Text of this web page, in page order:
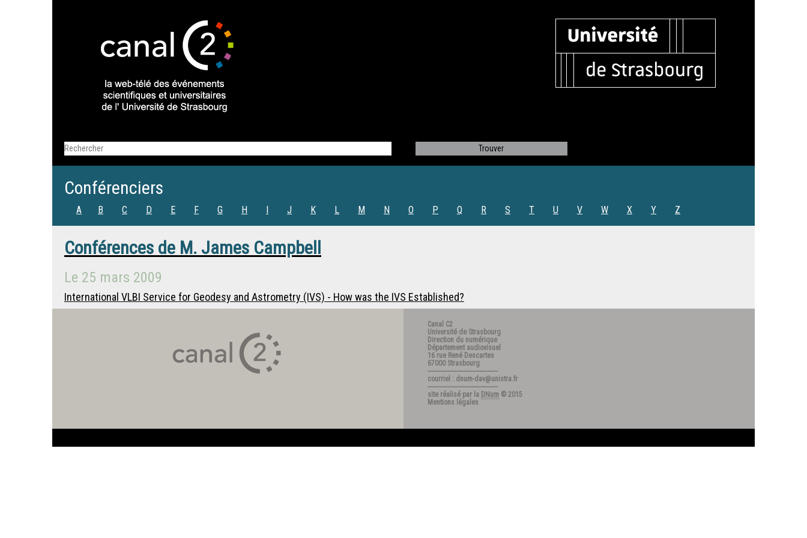
Conférenciers
A B C D E F G H I J K L M N O P Q R S T U V W X Y Z
Conférences de M. James Campbell
Le 25 mars 2009
International VLBI Service for Geodesy and Astrometry (IVS) - How was the IVS Established?
Canal C2
Université de Strasbourg
Direction du numérique
Département audiovisuel
16 rue René Descartes
67000 Strasbourg
---------------------------------------
courriel : dnum-dav@unistra.fr
---------------------------------------
site réalisé par la DNum © 2015
Mentions légales